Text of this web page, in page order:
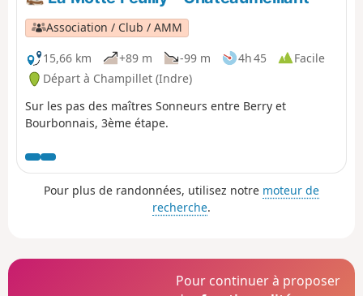
Association / Club / AMM
15,66 km
+89 m -99 m 4h 45
Facile
Départ à Champillet (Indre)
Sur les pas des maîtres Sonneurs entre Berry et
Bourbonnais, 3ème étape.
Pour plus de randonnées, utilisez notre moteur de
recherche.
Pour continuer à proposer